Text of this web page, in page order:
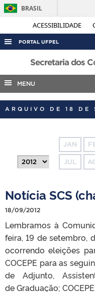
ACESSIBILIDADE
BRASIL
PORTAL UFPEL
ACESSO À INFORMAÇÃO
AUDITORIA
COBALTO
CONCURSOS
OUVIDORIA
TELEFONES
Secretaria dos
MENU
ARQUIVO DE 18 DE
JAN
JUL
Notícia SCS
18/09/2012
Lembramos à
feira, 19 de setembro,
ocorrendo eleições
COCEPE para as
de Adjunto,
de Graduação;